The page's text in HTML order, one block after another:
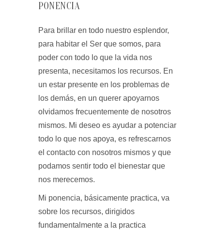
PONENCIA
Para brillar en todo nuestro esplendor,
para habitar el Ser que somos, para
poder con todo lo que la vida nos
presenta, necesitamos los recursos. En
un estar presente en los problemas de
los demás, en un querer apoyarnos
olvidamos frecuentemente de nosotros
mismos. Mi deseo es ayudar a potenciar
todo lo que nos apoya, es refrescarnos
el contacto con nosotros mismos y que
podamos sentir todo el bienestar que
nos merecemos.
Mi ponencia, básicamente practica, va
sobre los recursos, dirigidos
fundamentalmente a la practica